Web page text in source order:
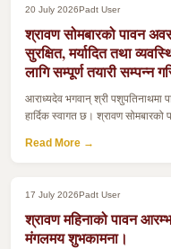
20 July 2026Padt User
श्रावण सोमबारको पावन
सुरक्षित, मर्यादित तथा
लागि सम्पूर्ण तयारी सम्पन्न
आराध्यदेव भगवान् श्री पशुपतिनाथमा
हार्दिक स्वागत छ। श्रावण
Read More →
17 July 2026Padt User
श्रावण महिनाको पावन
मंगलमय शुभकामना।